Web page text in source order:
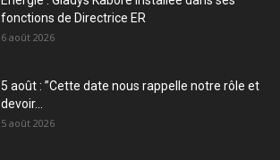
fonctions de Directrice ER
6 août 2026
5 août : ”Cette date nous rappelle notre rôle et
devoir...
5 août 2026